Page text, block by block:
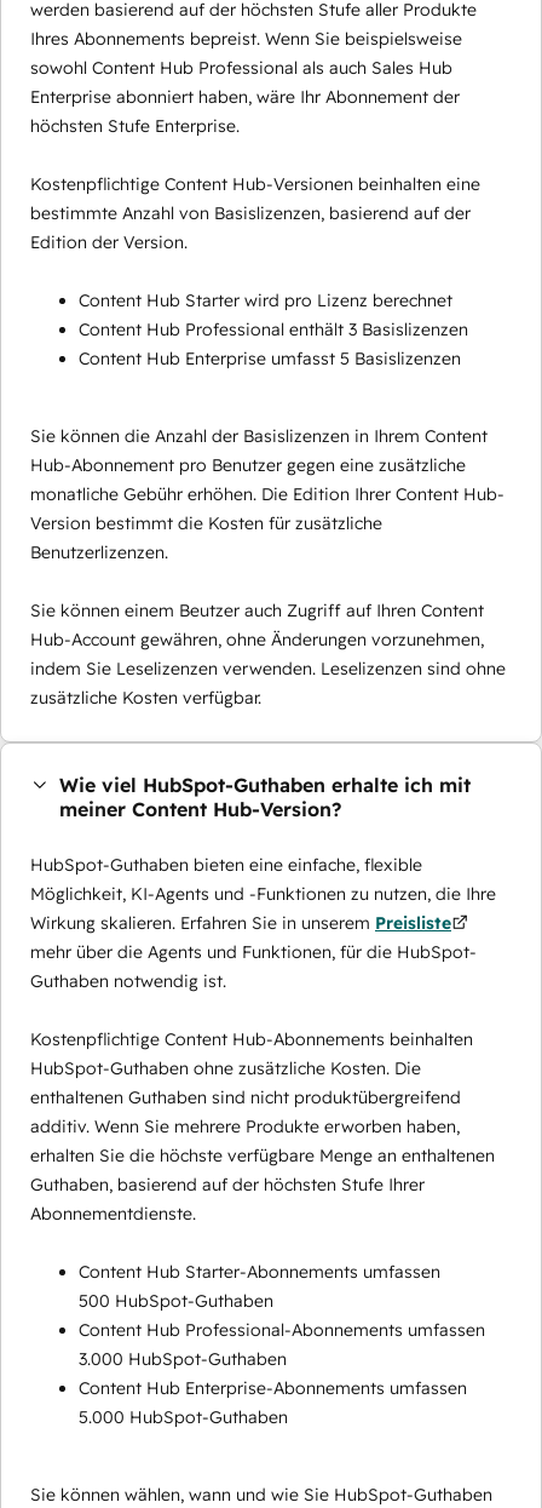
werden basierend auf der höchsten Stufe aller Produkte
Ihres Abonnements bepreist. Wenn Sie beispielsweise
sowohl Content Hub Professional als auch Sales Hub
Enterprise abonniert haben, wäre Ihr Abonnement der
höchsten Stufe Enterprise.
Kostenpflichtige Content Hub-Versionen beinhalten eine
bestimmte Anzahl von Basislizenzen, basierend auf der
Edition der Version.
Content Hub Starter wird pro Lizenz berechnet
Content Hub Professional enthält 3 Basislizenzen
Content Hub Enterprise umfasst 5 Basislizenzen
Sie können die Anzahl der Basislizenzen in Ihrem Content
Hub-Abonnement pro Benutzer gegen eine zusätzliche
monatliche Gebühr erhöhen. Die Edition Ihrer Content Hub-
Version bestimmt die Kosten für zusätzliche
Benutzerlizenzen.
Sie können einem Beutzer auch Zugriff auf Ihren Content
Hub-Account gewähren, ohne Änderungen vorzunehmen,
indem Sie Leselizenzen verwenden. Leselizenzen sind ohne
zusätzliche Kosten verfügbar.
Wie viel HubSpot-Guthaben erhalte ich mit
meiner Content Hub-Version?
HubSpot-Guthaben bieten eine einfache, flexible
Möglichkeit, KI-Agents und -Funktionen zu nutzen, die Ihre
Wirkung skalieren. Erfahren Sie in unserem Preisliste
mehr über die Agents und Funktionen, für die HubSpot-
Guthaben notwendig ist.
Kostenpflichtige Content Hub-Abonnements beinhalten
HubSpot-Guthaben ohne zusätzliche Kosten. Die
enthaltenen Guthaben sind nicht produktübergreifend
additiv. Wenn Sie mehrere Produkte erworben haben,
erhalten Sie die höchste verfügbare Menge an enthaltenen
Guthaben, basierend auf der höchsten Stufe Ihrer
Abonnementdienste.
Content Hub Starter-Abonnements umfassen
500 HubSpot-Guthaben
Content Hub Professional-Abonnements umfassen
3.000 HubSpot-Guthaben
Content Hub Enterprise-Abonnements umfassen
5.000 HubSpot-Guthaben
Sie können wählen, wann und wie Sie HubSpot-Guthaben